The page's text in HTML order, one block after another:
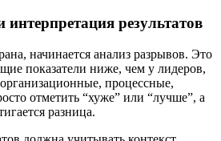
результатов
начинается анализ разрывов. Это
показатели ниже, чем у лидеров,
процессные,
отметить “хуже” или “лучше”, а
разница.